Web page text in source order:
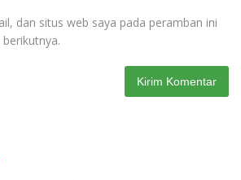
dan situs web saya pada peramban ini